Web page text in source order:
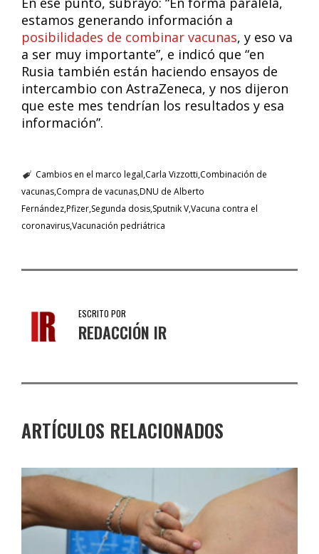
estamos generando información a
posibilidades de combinar vacunas, y eso va
a ser muy importante”, e indicó que “en
Rusia también están haciendo ensayos de
intercambio con AstraZeneca, y nos dijeron
que este mes tendrían los resultados y esa
información”.
Cambios en el marco legal Carla Vizzotti Combinación de
vacunas Compra de vacunasDNU de Alberto
FernándezPfizer Segunda dosis Sputnik VVacuna contra el
coronavirusVacunación pedriátrica
ESCRITO POR
REDACCIÓN IR
ARTÍCULOS RELACIONADOS